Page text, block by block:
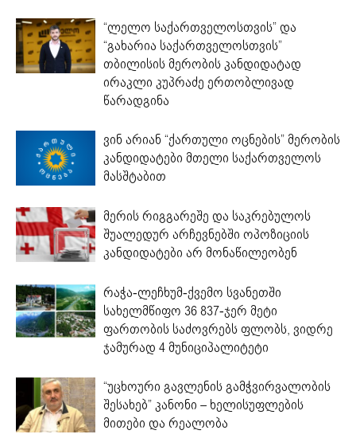
“ლელო საქართველოსთვის” და
“გახარია საქართველოსთვის”
თბილისის მერობის კანდიდატად
ირაკლი კუპრაძე ერთობლივად
წარადგინა
ვინ არიან “ქართული ოცნების” მერობის
კანდიდატები მთელი საქართველოს
მასშტაბით
მერის რიგგარეშე და საკრებულოს
შუალედურ არჩევნებში ოპოზიციის
კანდიდატები არ მონაწილეობენ
რაჭა-ლეჩხუმ-ქვემო სვანეთში
სახელმწიფო 36 837-ჯერ მეტი
ფართობის საძოვრებს ფლობს, ვიდრე
ჯამურად 4 მუნიციპალიტეტი
“უცხოური გავლენის გამჭვირვალობის
შესახებ” კანონი – ხელისუფლების
მითები და რეალობა